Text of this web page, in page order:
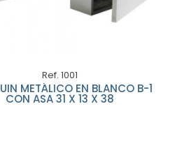
Ref. 1001
METÁLICO EN BLANCO B-1
CON ASA 31 X 13 X 38